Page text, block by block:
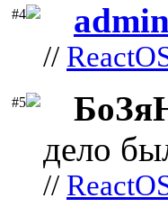
#4 admin
//
#5
дело
//